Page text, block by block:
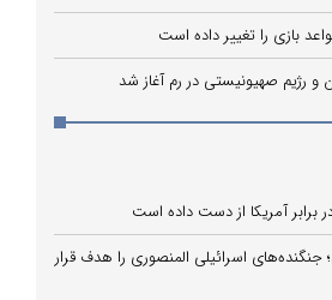
بازی را تغییر داده است
و رژیم صهیونیستی در رم آغاز شد
برابر آمریکا از دست داده است
اسرائیلی المنصوری را هدف قرار